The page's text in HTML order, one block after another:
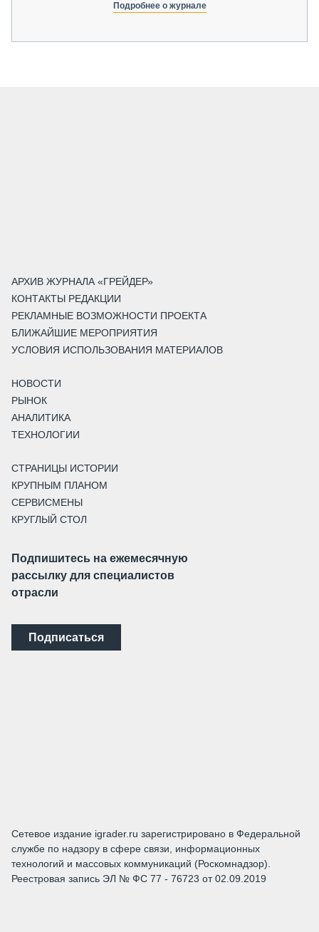
Подробнее о журнале
АРХИВ ЖУРНАЛА «ГРЕЙДЕР»
КОНТАКТЫ РЕДАКЦИИ
РЕКЛАМНЫЕ ВОЗМОЖНОСТИ ПРОЕКТА
БЛИЖАЙШИЕ МЕРОПРИЯТИЯ
УСЛОВИЯ ИСПОЛЬЗОВАНИЯ МАТЕРИАЛОВ
НОВОСТИ
РЫНОК
АНАЛИТИКА
ТЕХНОЛОГИИ
СТРАНИЦЫ ИСТОРИИ
КРУПНЫМ ПЛАНОМ
СЕРВИСМЕНЫ
КРУГЛЫЙ СТОЛ
Подпишитесь на ежемесячную
рассылку для специалистов
отрасли
Подписаться
Сетевое издание igrader.ru зарегистрировано в Федеральной
службе по надзору в сфере связи, информационных
технологий и массовых коммуникаций (Роскомнадзор).
Реестровая запись ЭЛ № ФС 77 - 76723 от 02.09.2019